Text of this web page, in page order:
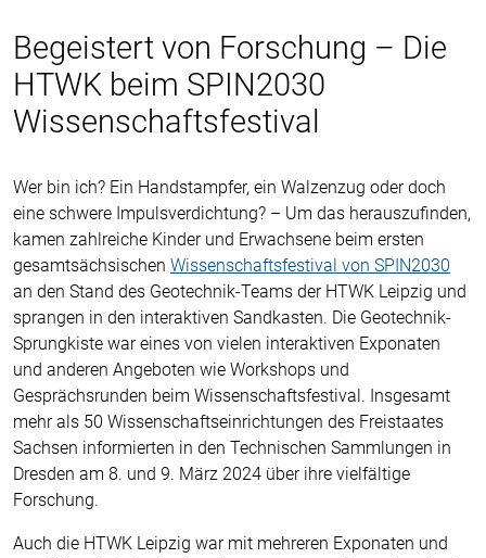
Begeistert von Forschung – Die
HTWK beim SPIN2030
Wissenschaftsfestival
Wer bin ich? Ein Handstampfer, ein Walzenzug oder doch
eine schwere Impulsverdichtung? – Um das herauszufinden,
kamen zahlreiche Kinder und Erwachsene beim ersten
gesamtsächsischen Wissenschaftsfestival von SPIN2030
an den Stand des Geotechnik-Teams der HTWK Leipzig und
sprangen in den interaktiven Sandkasten. Die Geotechnik-
Sprungkiste war eines von vielen interaktiven Exponaten
und anderen Angeboten wie Workshops und
Gesprächsrunden beim Wissenschaftsfestival. Insgesamt
mehr als 50 Wissenschaftseinrichtungen des Freistaates
Sachsen informierten in den Technischen Sammlungen in
Dresden am 8. und 9. März 2024 über ihre vielfältige
Forschung.
Auch die HTWK Leipzig war mit mehreren Exponaten und